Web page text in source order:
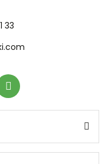
33